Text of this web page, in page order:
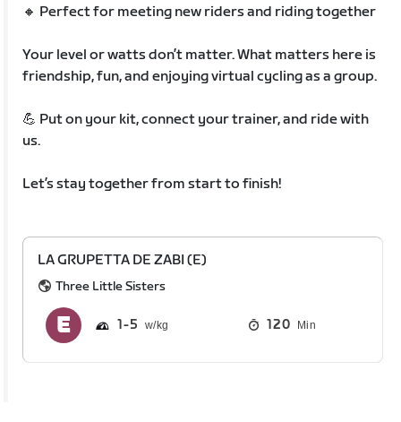
🔸 Perfect for meeting new riders and riding together
Your level or watts don’t matter. What matters here is
friendship, fun, and enjoying virtual cycling as a group.
💪 Put on your kit, connect your trainer, and ride with
us.
Let’s stay together from start to finish!
LA GRUPETTA DE ZABI (E)
Three Little Sisters
1 5 120 Min